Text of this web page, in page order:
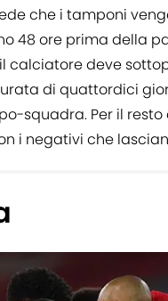
che i tamponi
48 ore prima della
calciatore deve
di quattordici
squadra. Per il
i negativi che